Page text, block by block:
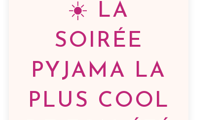
☀️ LA
SOIRÉE
PYJAMA LA
PLUS COOL